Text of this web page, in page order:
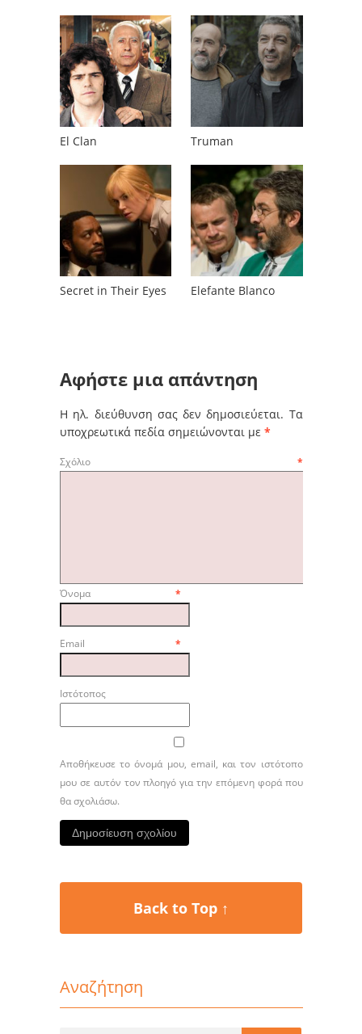
El Clan Truman
Secret in Their Eyes Elefante Blanco
Αφήστε μια απάντηση
Η ηλ. διεύθυνση σας δεν δημοσιεύεται. Τα
υποχρεωτικά πεδία σημειώνονται με *
Σχόλιο *
Όνομα*
Email*
Ιστότοπος
Αποθήκευσε το όνομά μου, email, και τον ιστότοπο
μου σε αυτόν τον πλοηγό για την επόμενη φορά που
θα σχολιάσω.
Back to Top ↑
Αναζήτηση